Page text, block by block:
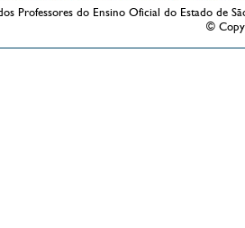
Professores do Ensino Oficial do Estado de
©